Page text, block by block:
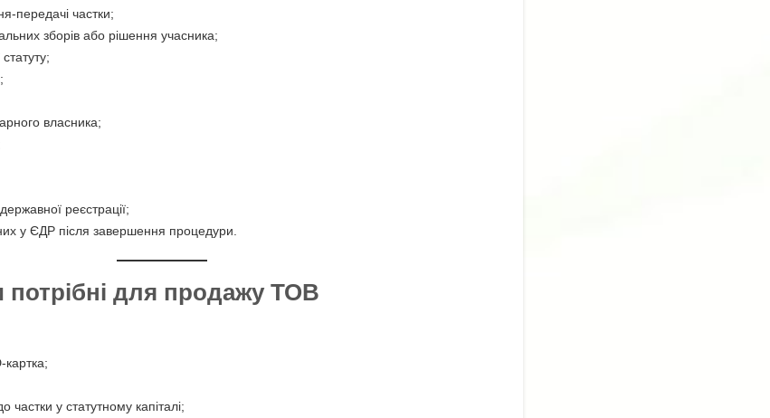
передачі частки;
зборів або рішення учасника;
власника;
реєстрації;
у ЄДР після завершення процедури.
потрібні для продажу ТОВ
картка;
частки у статутному капіталі;